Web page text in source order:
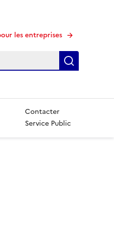
les entreprises
Contacter
Service Public